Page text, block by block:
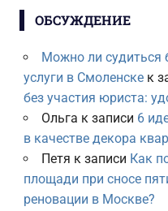
ОБСУЖДЕНИЕ
Можно ли судиться
услуги в Смоленскек
без участия юриста:
Ольга к записи 6
в качестве декора
Петя к записи Как
площади при сносе
реновации в Москве?